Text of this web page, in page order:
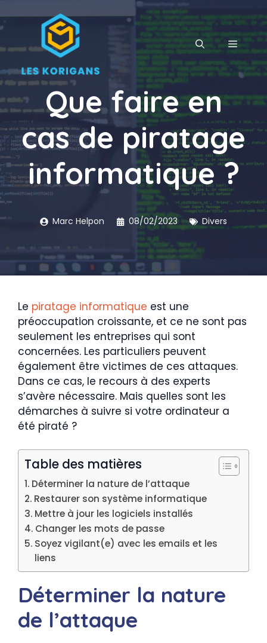
au
MENU
Que faire en
cas de piratage
informatique ?
Marc Helpon 08/02/2023 Divers
Le piratage informatique est une
préoccupation croissante, et ce ne sont pas
seulement les entreprises qui sont
concernées. Les particuliers peuvent
également être victimes de ces attaques.
Dans ce cas, le recours à des experts
s’avère nécessaire. Mais quelles sont les
démarches à suivre si votre ordinateur a
été piraté ?
Table des matières
Déterminer la nature de l’attaque
Restaurer son système informatique
Mettre à jour les logiciels installés
Changer les mots de passe
Soyez vigilant(e) avec les emails et les
liens
Déterminer la nature
de l’attaque